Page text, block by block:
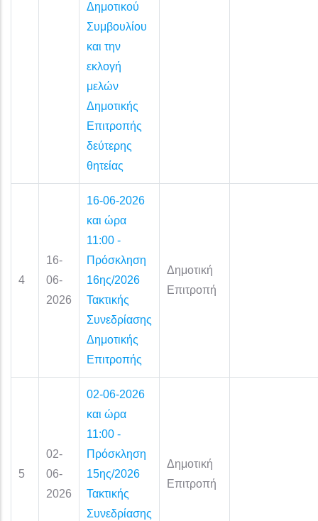
Δημοτικού
Συμβουλίου
και την
εκλογή
μελών
Δημοτικής
Επιτροπής
δεύτερης
θητείας
4
16-
06-
2026
16-06-2026
και ώρα
11:00 -
Πρόσκληση
16ης/2026
Τακτικής
Συνεδρίασης
Δημοτικής
Επιτροπής
Δημοτική
Επιτροπή
5
02-
06-
2026
02-06-2026
και ώρα
11:00 -
Πρόσκληση
15ης/2026
Τακτικής
Συνεδρίασης
Δημοτική
Επιτροπή